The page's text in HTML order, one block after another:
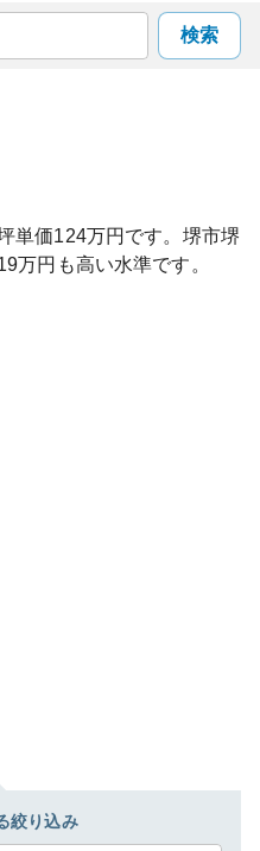
検索
単価124万円です。 堺市堺
万円も高い水準です。
絞り込み